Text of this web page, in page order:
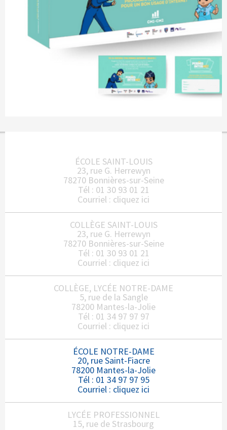
ÉCOLE SAINT-LOUIS
23, rue G. Herrewyn
78270 Bonnières-sur-Seine
Tél : 01 30 93 01 21
Courriel : cliquez ici
COLLÈGE SAINT-LOUIS
23, rue G. Herrewyn
78270 Bonnières-sur-Seine
Tél : 01 30 93 01 21
Courriel : cliquez ici
COLLÈGE, LYCÉE NOTRE-DAME
5, rue de la Sangle
78200 Mantes-la-Jolie
Tél : 01 34 97 97 97
Courriel : cliquez ici
ÉCOLE NOTRE-DAME
20, rue Saint-Fiacre
78200 Mantes-la-Jolie
Tél : 01 34 97 97 95
Courriel : cliquez ici
LYCÉE PROFESSIONNEL
15, rue de Strasbourg